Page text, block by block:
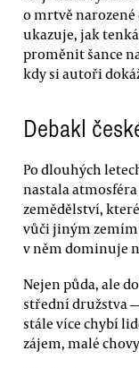
o mrtvě
ukazuje, jak
proměnit šance
kdy si autoři
Debakl
Po dlouhých
nastala
zemědělství,
vůči jiným zemím
v něm dominuje
Nejen půda, ale
střední družstva
stále více chybí
zájem, malé